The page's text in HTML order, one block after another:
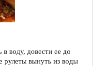
воду, довести ее до
рулеты вынуть из воды